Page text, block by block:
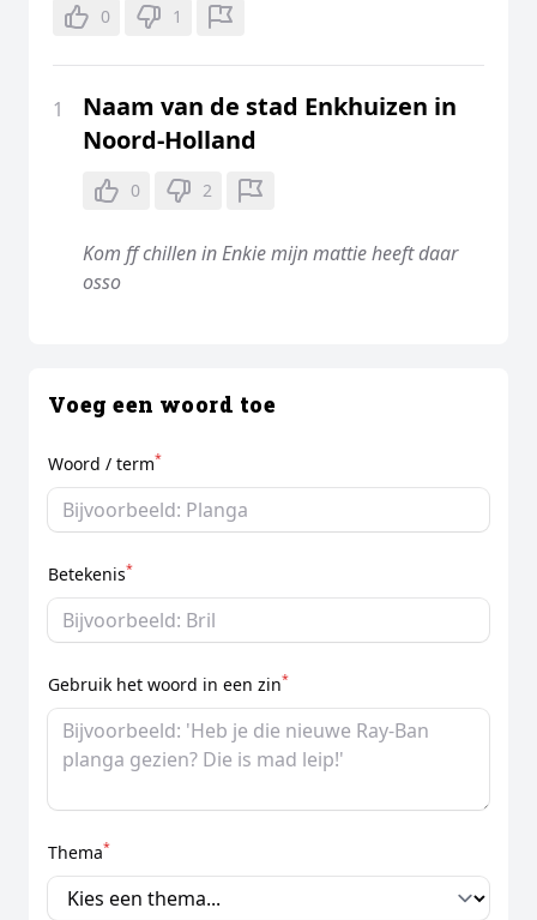
0 1
1
Naam van de stad Enkhuizen in
Noord-Holland
0 2
Kom ff chillen in Enkie mijn mattie heeft daar
osso
Voeg een woord toe
Woord / term*
Betekenis*
Gebruik het woord in een zin*
Thema*